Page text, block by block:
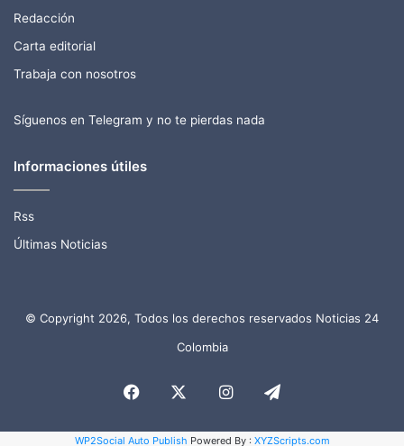
Redacción
Carta editorial
Trabaja con nosotros
Síguenos en Telegram y no te pierdas nada
Informaciones útiles
Rss
Últimas Noticias
© Copyright 2026, Todos los derechos reservados Noticias 24
Colombia
Facebook InstagramTelegram
WP2Social Auto Publish Powered By : XYZScripts.com